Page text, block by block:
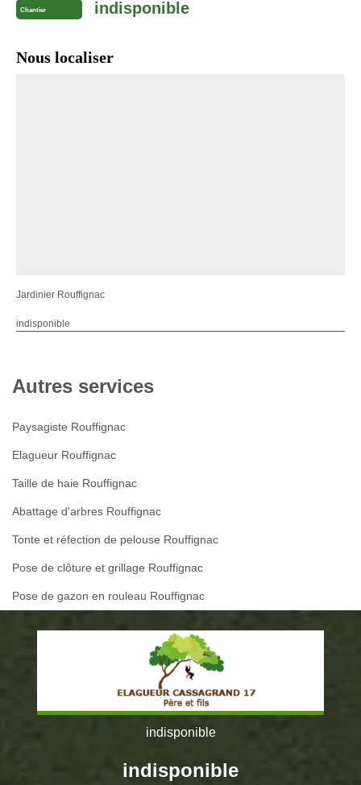
Chantier indisponible
Nous localiser
Jardinier Rouffignac
indisponible
Autres services
Paysagiste Rouffignac
Elagueur Rouffignac
Taille de haie Rouffignac
Abattage d'arbres Rouffignac
Tonte et réfection de pelouse Rouffignac
Pose de clôture et grillage Rouffignac
Pose de gazon en rouleau Rouffignac
indisponible
indisponible